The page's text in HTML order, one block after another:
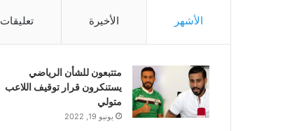
الأشهر الأخيرة تعليقات
متتبعون للشأن الرياضي
يستنكرون قرار توقيف اللاعب
متولي
يونيو 19, 2022